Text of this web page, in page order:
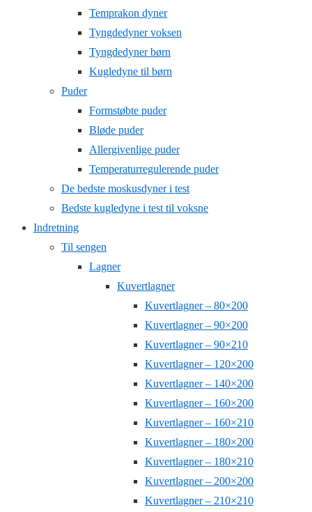
Temprakon dyner
Tyngdedyner voksen
Tyngdedyner børn
Kugledyne til børn
Puder
Formstøbte puder
Bløde puder
Allergivenlige puder
Temperaturregulerende puder
De bedste moskusdyner i test
Bedste kugledyne i test til voksne
Indretning
Til sengen
Lagner
Kuvertlagner
Kuvertlagner – 80×200
Kuvertlagner – 90×200
Kuvertlagner – 90×210
Kuvertlagner – 120×200
Kuvertlagner – 140×200
Kuvertlagner – 160×200
Kuvertlagner – 160×210
Kuvertlagner – 180×200
Kuvertlagner – 180×210
Kuvertlagner – 200×200
Kuvertlagner – 210×210